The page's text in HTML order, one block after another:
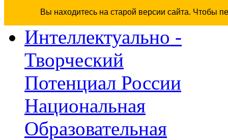
Вы находитесь на старой версии сайта. Чтобы
Интеллектуально -
Творческий
Потенциал России
Национальная
Образовательная